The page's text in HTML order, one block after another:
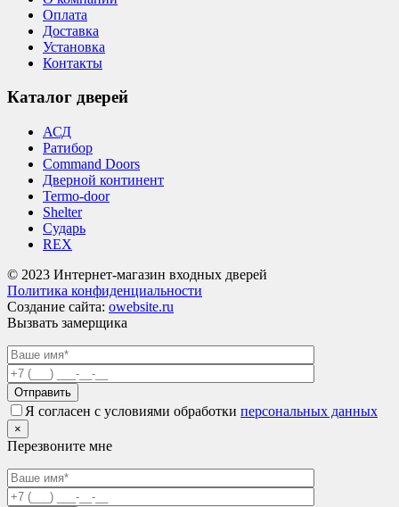
Оплата
Доставка
Установка
Контакты
Каталог дверей
АСД
Ратибор
Command Doors
Дверной континент
Termo-door
Shelter
Сударь
REX
© 2023 Интернет-магазин входных дверей
Политика конфиденциальности
Создание сайта: owebsite.ru
Вызвать замерщика
Я согласен с условиями обработки персональных данных
×
Перезвоните мне